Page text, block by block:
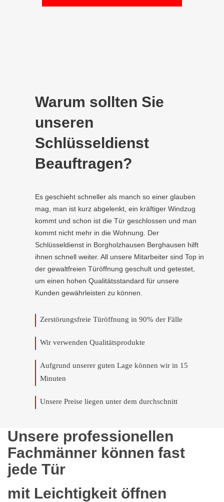
Warum sollten Sie
unseren
Schlüsseldienst
Beauftragen?
Es geschieht schneller als manch so einer glauben
mag, man ist kurz abgelenkt, ein kräftiger Windzug
kommt und schon ist die Tür geschlossen und man
kommt nicht mehr in die Wohnung. Der
Schlüsseldienst in Borgholzhausen Berghausen hilft
ihnen schnell weiter. All unsere Mitarbeiter sind Top in
der gewaltfreien Türöffnung geschult und getestet,
um einen hohen Qualitätsstandard für unsere
Kunden gewährleisten zu können.
Zerstörungsfreie Türöffnung in 90% der Fälle
Wir verwenden Qualitätsprodukte
Aufgrund unserer guten Lage können wir in 15
Minuten
Unsere Preise liegen unter dem durchschnitt
Unsere professionellen
Fachmänner können fast
jede Tür
mit Leichtigkeit öffnen